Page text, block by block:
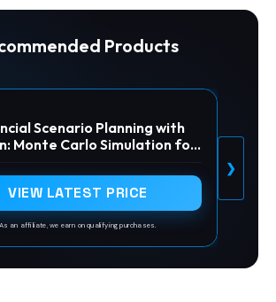
Products
Scenario Planning with
Monte Carlo Simulation for
VIEW LATEST PRICE
As an affiliate, we earn on qualifying purchases.
❯